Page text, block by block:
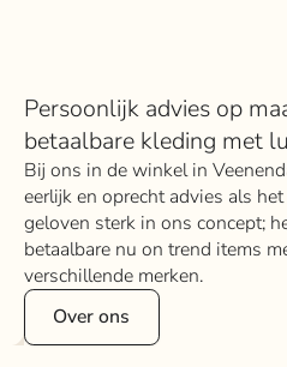
Persoonlijk advies op
betaalbare kleding met
Bij ons in de winkel in
eerlijk en oprecht advies als
geloven sterk in ons concept;
betaalbare nu on trend items
verschillende merken.
Over ons